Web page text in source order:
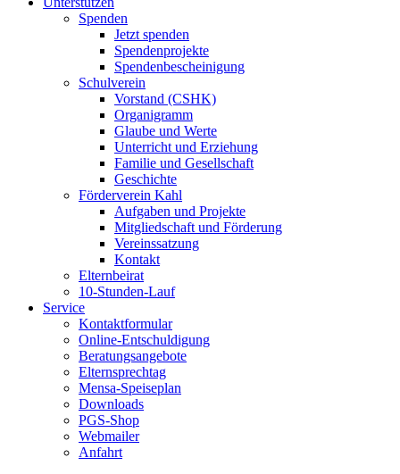
Spenden
Jetzt spenden
Spendenprojekte
Spendenbescheinigung
Schulverein
Vorstand (CSHK)
Organigramm
Glaube und Werte
Unterricht und Erziehung
Familie und Gesellschaft
Geschichte
Förderverein Kahl
Aufgaben und Projekte
Mitgliedschaft und Förderung
Vereinssatzung
Kontakt
Elternbeirat
10-Stunden-Lauf
Service
Kontaktformular
Online-Entschuldigung
Beratungsangebote
Elternsprechtag
Mensa-Speiseplan
Downloads
PGS-Shop
Webmailer
Anfahrt